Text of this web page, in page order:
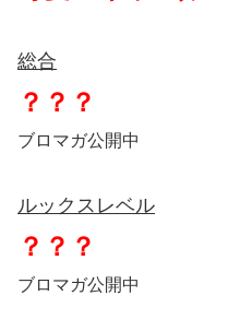
総合
？？？
ブロマガ公開中
ルックスレベル
？？？
ブロマガ公開中